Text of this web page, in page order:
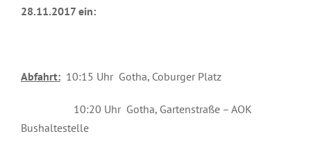
28.11.2017 ein:
Abfahrt: 10:15 Uhr Gotha, Coburger Platz
10:20 Uhr Gotha, Gartenstraße – AOK
Bushaltestelle